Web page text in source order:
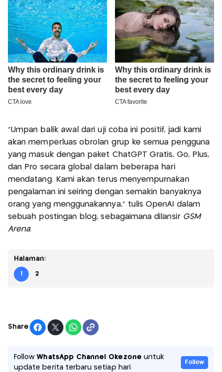
“Umpan balik awal dari uji coba ini positif, jadi kami
akan memperluas obrolan grup ke semua pengguna
yang masuk dengan paket ChatGPT Gratis, Go, Plus,
dan Pro secara global dalam beberapa hari
mendatang. Kami akan terus menyempurnakan
pengalaman ini seiring dengan semakin banyaknya
orang yang menggunakannya,” tulis OpenAI dalam
sebuah postingan blog, sebagaimana dilansir GSM
Arena.
Halaman:
1 2
Share
FollowWhatsApp Channel Okezone untuk
update berita terbaru setiap hari
Follow